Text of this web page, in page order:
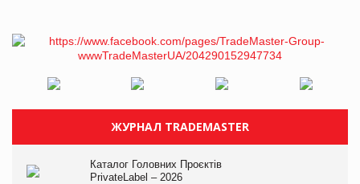
ЖУРНАЛ TRADEMASTER
Каталог Головних Проєктів
PrivateLabel – 2026